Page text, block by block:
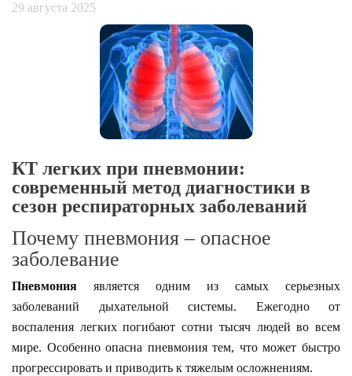
29 августа 2025
КТ легких при пневмонии:
современный метод диагностики в
сезон респираторных заболеваний
Почему пневмония – опасное
заболевание
Пневмония является одним из самых серьезных
заболеваний дыхательной системы. Ежегодно от
воспаления легких погибают сотни тысяч людей во всем
мире. Особенно опасна пневмония тем, что может быстро
прогрессировать и приводить к тяжелым осложнениям.